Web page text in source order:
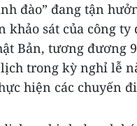
đào” đang tận
khảo sát của công
Bản, tương đương
trong kỳ nghỉ lễ
hiện các chuyến